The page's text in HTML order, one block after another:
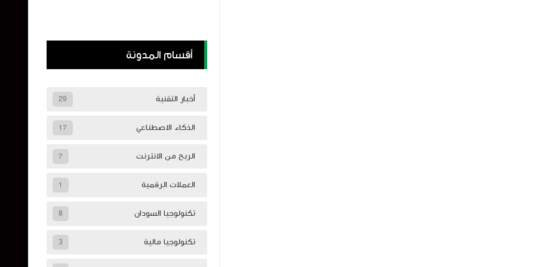
أقسام المدونة
أخبار التقنية 29
الذكاء الاصطناعي 17
الربح من الانترنت 7
العملات الرقمية 1
تكنولوجيا السودان 8
تكنولوجيا مالية 3